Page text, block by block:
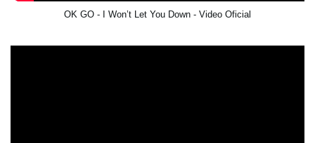
OK GO - I Won’t Let You Down - Video Oficial